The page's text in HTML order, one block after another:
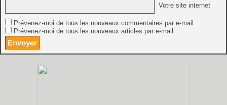
Votre site internet
Prévenez-moi de tous les nouveaux commentaires par e-mail.
Prévenez-moi de tous les nouveaux articles par e-mail.